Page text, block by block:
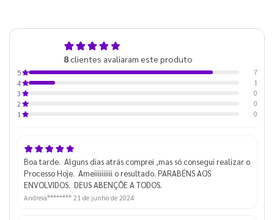
8clientes avaliaram este produto
5
7
4
1
3
0
2
0
1
0
Boa tarde. Alguns dias atrás comprei ,mas só consegui realizar o
Processo Hoje. Ameiiiiiiiiii o resultado. PARABÉNS AOS
ENVOLVIDOS. DEUS ABENÇÕE A TODOS.
Andreia******** 21 de junho de 2024